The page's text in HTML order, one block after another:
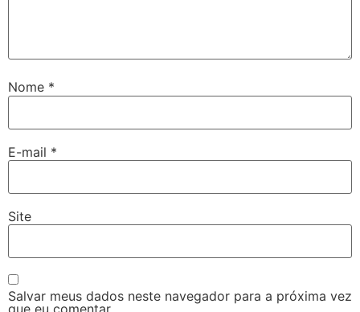
Nome *
E-mail *
Site
Salvar meus dados neste navegador para a próxima vez
que eu comentar.